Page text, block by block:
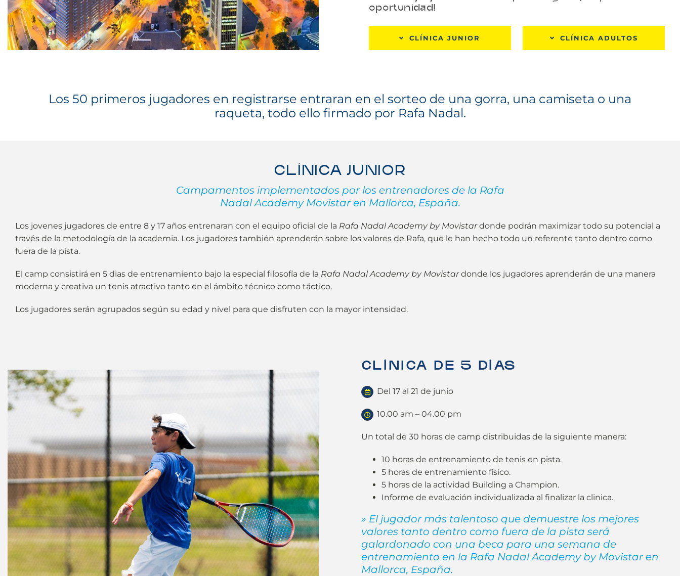
oportunidad!
CLÍNICA JUNIOR CLÍNICA ADULTOS
Los 50 primeros jugadores en registrarse entraran en el sorteo de una gorra, una camiseta o una
raqueta, todo ello firmado por Rafa Nadal.
CLÍNICA JUNIOR
Campamentos implementados por los entrenadores de la Rafa
Nadal Academy Movistar en Mallorca, España.
Los jovenes jugadores de entre 8 y 17 años entrenaran con el equipo oficial de la Rafa Nadal Academy by Movistardonde podrán maximizar todo su potencial a
través de la metodología de la academia. Los jugadores también aprenderán sobre los valores de Rafa, que le han hecho todo un referente tanto dentro como
fuera de la pista.
El camp consistirá en 5 dias de entrenamiento bajo la especial filosofía de la Rafa Nadal Academy by Movistardonde los jugadores aprenderán de una manera
moderna y creativa un tenis atractivo tanto en el ámbito técnico como táctico.
Los jugadores serán agrupados según su edad y nivel para que disfruten con la mayor intensidad.
CLÍNICA DE 5 DÍAS
Del 17 al 21 de junio
10.00 am – 04.00 pm
Un total de 30 horas de camp distribuidas de la siguiente manera:
10 horas de entrenamiento de tenis en pista.
5 horas de entrenamiento físico.
5 horas de la actividad Building a Champion.
Informe de evaluación individualizada al finalizar la clinica.
» El jugador más talentoso que demuestre los mejores
valores tanto dentro como fuera de la pista será
galardonado con una beca para una semana de
entrenamiento en la Rafa Nadal Academy by Movistar en
Mallorca, España.